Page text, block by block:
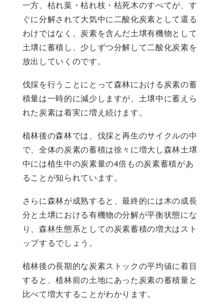
一方、枯れ葉・枯れ枝・枯死木のすべてが、す
ぐに分解されて大気中に二酸化炭素として還る
わけではなく、炭素を含んだ土壌有機物として
土壌に蓄積し、少しずつ分解して二酸化炭素を
放出していくのです。
伐採を行うことにとって森林における炭素の蓄
積量は一時的に減少しますが、土壌中に蓄えら
れた炭素は着実に増え続けます。
植林後の森林では、伐採と再生のサイクルの中
で、全体の炭素の蓄積は徐々に増大し森林土壌
中には植生中の炭素量の4倍もの炭素蓄積があ
ることが知られています。
さらに森林が成熟すると、最終的には木の成長
分と土壌における有機物の分解が平衡状態にな
り、森林生態系としての炭素蓄積の増大はスト
ップするでしょう。
植林後の長期的な炭素ストックの平均値に着目
すると、植林前の土地にあった炭素の蓄積量と
比べて増大することがわかります。